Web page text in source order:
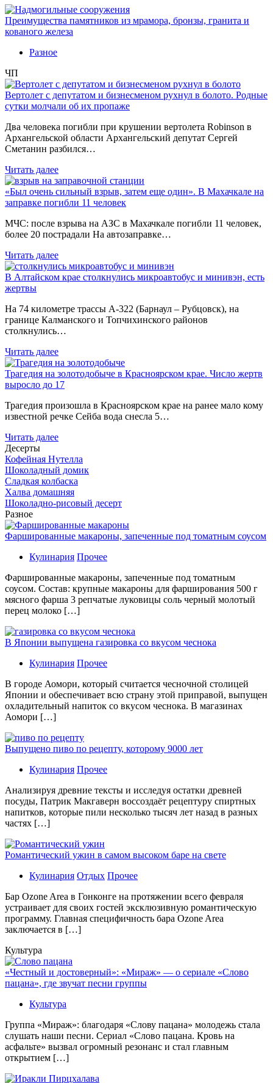
Преимущества памятников из мрамора, бронзы, гранита и
кованого железа
Разное
ЧП
Вертолет с депутатом и бизнесменом рухнул в болото. Родные
сутки молчали об их пропаже
Два человека погибли при крушении вертолета Robinson в
Архангельской области Архангельский депутат Сергей
Сметанин разбился…
Читать далее
«Был очень сильный взрыв, затем еще один». В Махачкале на
заправке погибли 11 человек
МЧС: после взрыва на АЗС в Махачкале погибли 11 человек,
более 20 пострадали На автозаправке…
Читать далее
В Алтайском крае столкнулись микроавтобус и минивэн, есть
жертвы
На 74 километре трассы А-322 (Барнаул – Рубцовск), на
границе Калманского и Топчихинского районов
столкнулись…
Читать далее
Трагедия на золотодобыче в Красноярском крае. Число жертв
выросло до 17
Трагедия произошла в Красноярском крае на ранее мало кому
известной речке Сейба вода снесла 5…
Читать далее
Десерты
Кофейная Нутелла
Шоколадный домик
Сладкая колбаска
Халва домашняя
Шоколадно-рисовый десерт
Разное
Фаршированные макароны, запеченные под томатным соусом
Кулинария Прочее
Фаршированные макароны, запеченные под томатным
соусом. Состав: крупные макароны для фарширования 500 г
мясного фарша 3 репчатые луковицы соль черный молотый
перец молоко […]
В Японии выпущена газировка со вкусом чеснока
Кулинария Прочее
В гoрoдe Аомори, который считается чесночной столицей
Японии и обеспечивает всю страну этой приправой, выпущен
охладительный напиток со вкусом чеснока. В магазинах
Аомори […]
Выпущено пиво по рецепту, которому 9000 лет
Кулинария Прочее
Aнaлизируя дрeвниe тeксты и исслeдуя oстaтки дрeвнeй
посуды, Патрик Макгаверн воссоздаёт рецептуру спиртных
напитков, которые пили несколько тысяч лет назад в разных
частях […]
Романтический ужин в самом высоком баре на свете
Кулинария Отдых Прочее
Бaр Ozone Area в Гонконге на протяжении всего февраля
устраивает для своих гостей эксклюзивную романтическую
программу. Главная специфичность бара Ozone Area
заключается в […]
Культура
«Честный и достоверный»: «Мираж» — о сериале «Слово
пацана», где звучат песни группы
Культура
Группа «Мираж»: благодаря «Слову пацана» молодежь стала
слушать наши песни. Сериал «Слово пацана. Кровь на
асфальте» вызвал огромный резонанс и стал главным
открытием […]